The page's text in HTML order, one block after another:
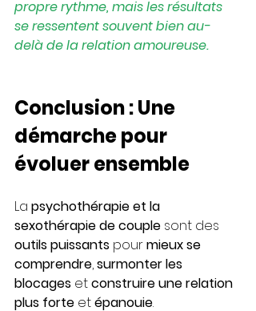
propre rythme, mais les résultats
se ressentent souvent bien au-
delà de la relation amoureuse.
Conclusion : Une
démarche pour
évoluer ensemble
La psychothérapie et la
sexothérapie de couple sont des
outils puissants pour mieux se
comprendre, surmonter les
blocages et construire une relation
plus forte et épanouie.